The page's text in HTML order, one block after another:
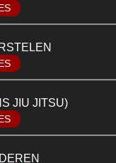
JIU JITSU)